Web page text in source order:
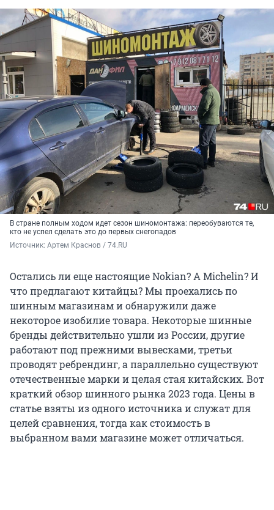
В стране полным ходом идет сезон шиномонтажа: переобуваются те,
кто не успел сделать это до первых снегопадов
Источник: Артем Краснов / 74.RU
Остались ли еще настоящие Nokian? А Michelin? И
что предлагают китайцы? Мы проехались по
шинным магазинам и обнаружили даже
некоторое изобилие товара. Некоторые шинные
бренды действительно ушли из России, другие
работают под прежними вывесками, третьи
проводят ребрендинг, а параллельно существуют
отечественные марки и целая стая китайских. Вот
краткий обзор шинного рынка 2023 года. Цены в
статье взяты из одного источника и служат для
целей сравнения, тогда как стоимость в
выбранном вами магазине может отличаться.